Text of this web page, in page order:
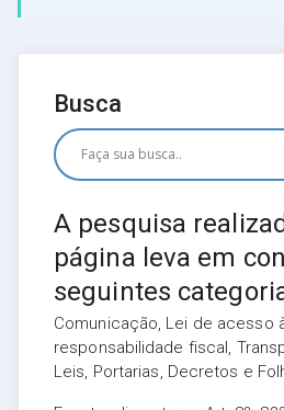
Busca
A pesquisa
página leva em
seguintes
Comunicação, Lei de acesso
responsabilidade fiscal,
Leis, Portarias, Decretos e